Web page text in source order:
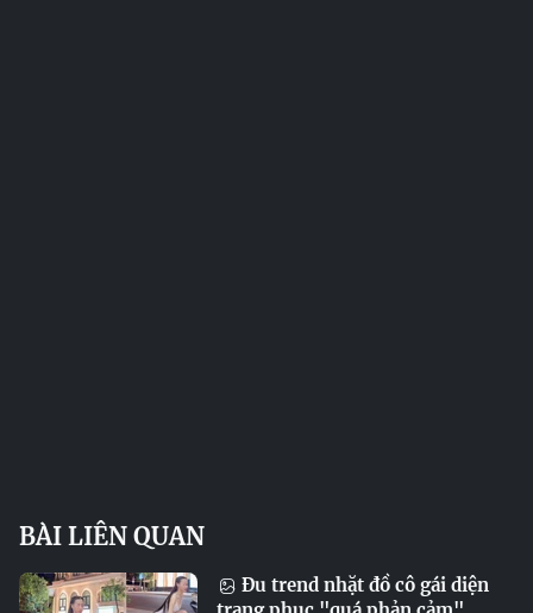
BÀI LIÊN QUAN
Đu trend nhặt đồ cô gái diện